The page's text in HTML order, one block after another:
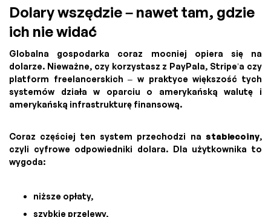
Dolary wszędzie – nawet tam, gdzie
ich nie widać
Globalna gospodarka coraz mocniej opiera się na
dolarze. Nieważne, czy korzystasz z PayPala, Stripe’a czy
platform freelancerskich – w praktyce większość tych
systemów działa w oparciu o amerykańską walutę i
amerykańską infrastrukturę finansową.
Coraz częściej ten system przechodzi na stablecoiny,
czyli cyfrowe odpowiedniki dolara. Dla użytkownika to
wygoda:
niższe opłaty,
szybkie przelewy,